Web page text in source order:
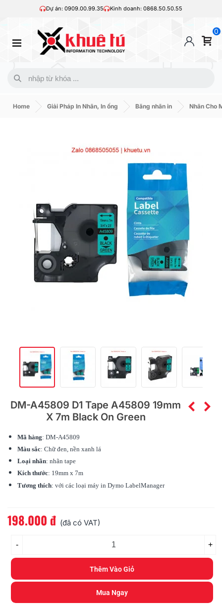
Dự án: 0909.00.99.35 Kinh doanh: 0868.50.50.55
0
Home Giải Pháp In Nhãn, In ống Băng nhãn in Nhãn Cho
DM-A45809 D1 Tape A45809 19mm
X 7m Black On Green
Mã hàng: DM-A45809
Màu sắc: Chữ đen, nền xanh lá
Loại nhãn: nhãn tape
Kích thước: 19mm x 7m
Tương thích: với các loại máy in Dymo LabelManager
Đọc thêm
198.000 đ (đã có VAT)
- +
Thêm Vào Giỏ
Mua Ngay